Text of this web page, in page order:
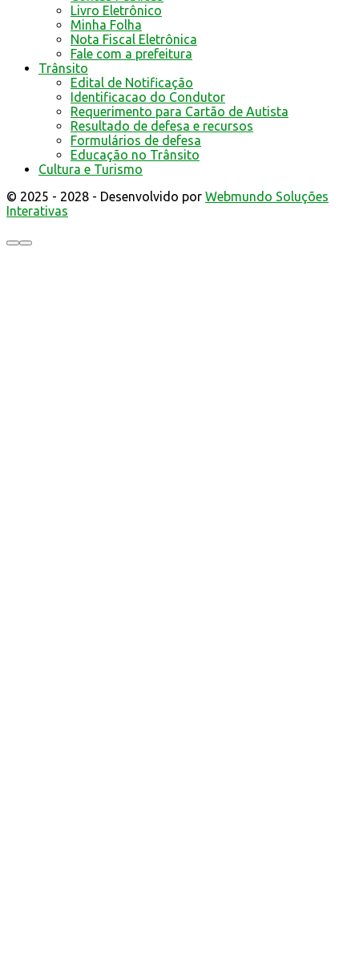
Livro Eletrônico
Minha Folha
Nota Fiscal Eletrônica
Fale com a prefeitura
Trânsito
Edital de Notificação
Identificacao do Condutor
Requerimento para Cartão de Autista
Resultado de defesa e recursos
Formulários de defesa
Educação no Trânsito
Cultura e Turismo
© 2025 - 2028 - Desenvolvido por Webmundo Soluções
Interativas